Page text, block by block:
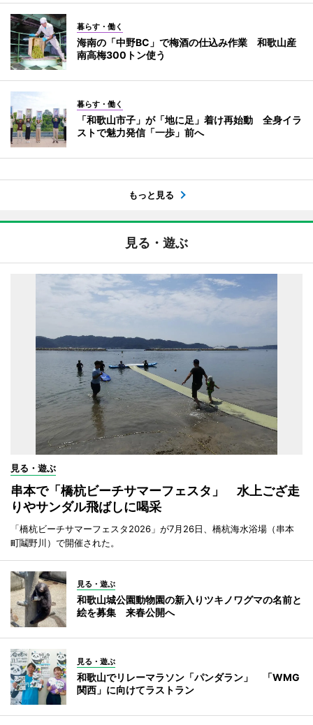
暮らす・働く
海南の「中野BC」で梅酒の仕込み作業 和歌山産
南高梅300トン使う
暮らす・働く
「和歌山市子」が「地に足」着け再始動 全身イラ
ストで魅力発信「一歩」前へ
もっと見る
見る・遊ぶ
見る・遊ぶ
串本で「橋杭ビーチサマーフェスタ」 水上ござ走
りやサンダル飛ばしに喝采
「橋杭ビーチサマーフェスタ2026」が7月26日、橋杭海水浴場（串本
町鬮野川）で開催された。
見る・遊ぶ
和歌山城公園動物園の新入りツキノワグマの名前と
絵を募集 来春公開へ
見る・遊ぶ
和歌山でリレーマラソン「パンダラン」 「WMG
関西」に向けてラストラン